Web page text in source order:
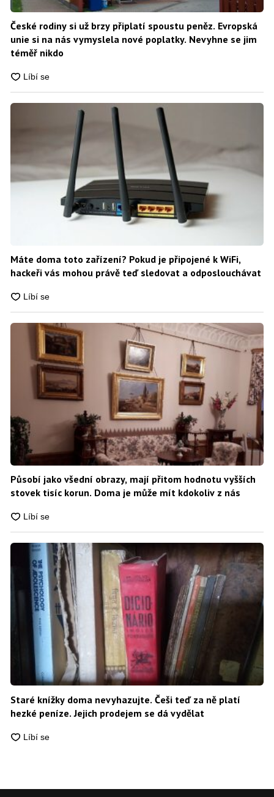
České rodiny si už brzy připlatí spoustu peněz. Evropská
unie si na nás vymyslela nové poplatky. Nevyhne se jim
téměř nikdo
Máte doma toto zařízení? Pokud je připojené k WiFi,
hackeři vás mohou právě teď sledovat a odposlouchávat
Působí jako všední obrazy, mají přitom hodnotu vyšších
stovek tisíc korun. Doma je může mít kdokoliv z nás
Staré knížky doma nevyhazujte. Češi teď za ně platí
hezké peníze. Jejich prodejem se dá vydělat